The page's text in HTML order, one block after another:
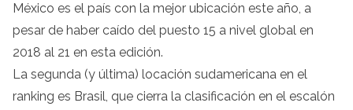
México es el país con la mejor ubicación este año, a
pesar de haber caído del puesto 15 a nivel global en
2018 al 21 en esta edición.
La segunda (y última) locación sudamericana en el
ranking es Brasil, que cierra la clasificación en el escalón